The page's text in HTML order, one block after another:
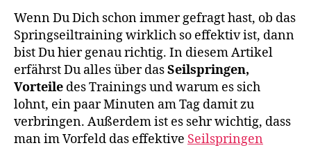
Wenn Du Dich schon immer gefragt hast, ob das
Springseiltraining wirklich so effektiv ist, dann
bist Du hier genau richtig. In diesem Artikel
erfährst Du alles über dasSeilspringen,
Vorteile des Trainings und warum es sich
lohnt, ein paar Minuten am Tag damit zu
verbringen. Außerdem ist es sehr wichtig, dass
man im Vorfeld das effektive Seilspringen